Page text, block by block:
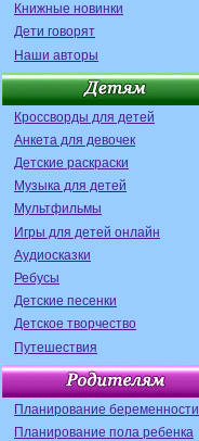
Книжные новинки
Дети говорят
Наши авторы
Кроссворды для детей
Анкета для девочек
Детские раскраски
Музыка для детей
Мультфильмы
Игры для детей онлайн
Аудиосказки
Ребусы
Детские песенки
Детское творчество
Путешествия
Планирование беременности
Планирование пола ребенка